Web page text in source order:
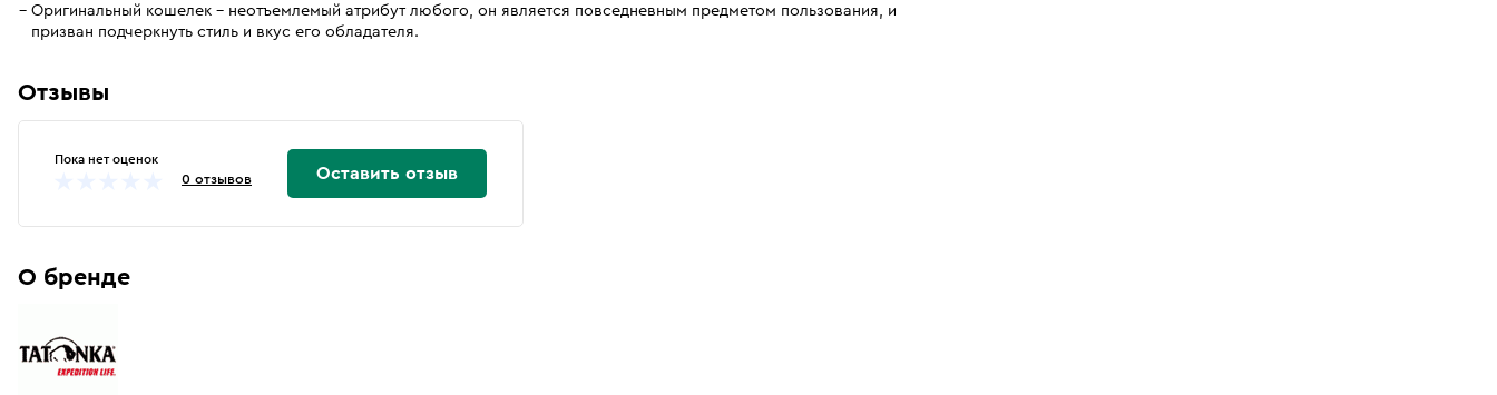
Оригинальный кошелек - неотъемлемый атрибут любого, он является повседневным предметом пользования, и
призван подчеркнуть стиль и вкус его обладателя.
Отзывы
Пока нет оценок
0 отзывов Оставить отзыв
О бренде